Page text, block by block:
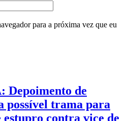
para a próxima vez que eu
Depoimento de
possível trama para
contra vice de